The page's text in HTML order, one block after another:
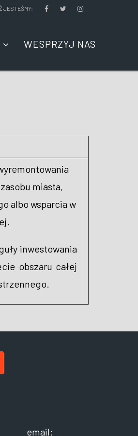
JESTEŚMY:
WESPRZYJ NAS
miasta,
albo wsparcia w
inwestowania
obszaru całej
email: